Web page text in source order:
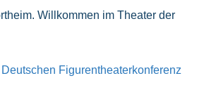
Willkommen im Theater der
Figurentheaterkonferenz